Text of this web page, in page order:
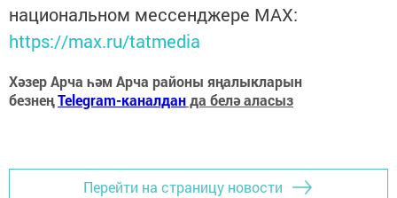
национальном мессенджере MАХ:
https://max.ru/tatmedia
Хәзер Арча һәм Арча районы яңалыкларын
безнеңTelegram-каналданда белә аласыз
Перейти на страницу новости